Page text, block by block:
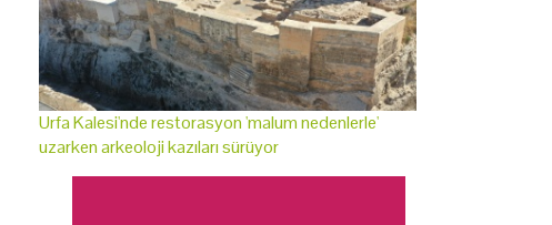
Urfa Kalesi'nde restorasyon 'malum nedenlerle'
uzarken arkeoloji kazıları sürüyor